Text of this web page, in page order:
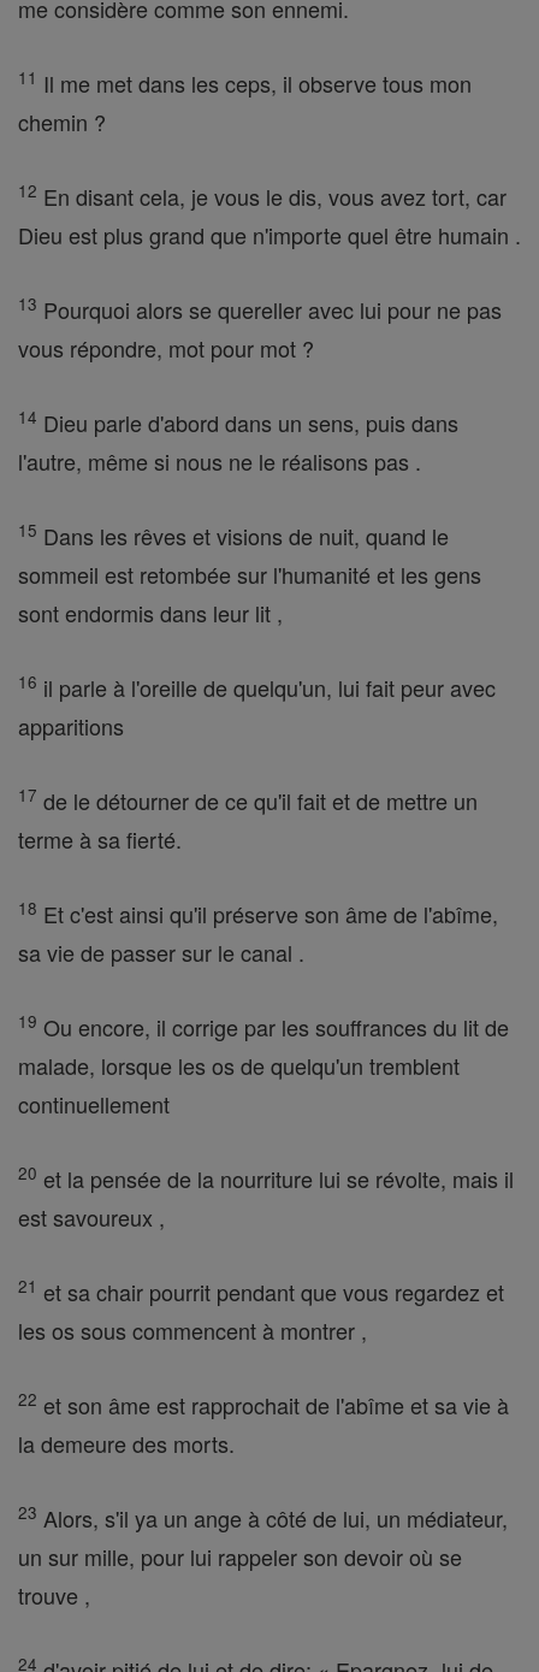
me considère comme son ennemi.
11 Il me met dans les ceps, il observe tous mon
chemin ?
12 En disant cela, je vous le dis, vous avez tort, car
Dieu est plus grand que n'importe quel être humain .
13 Pourquoi alors se quereller avec lui pour ne pas
vous répondre, mot pour mot ?
14 Dieu parle d'abord dans un sens, puis dans
l'autre, même si nous ne le réalisons pas .
15 Dans les rêves et visions de nuit, quand le
sommeil est retombée sur l'humanité et les gens
sont endormis dans leur lit ,
16 il parle à l'oreille de quelqu'un, lui fait peur avec
apparitions
17 de le détourner de ce qu'il fait et de mettre un
terme à sa fierté.
18 Et c'est ainsi qu'il préserve son âme de l'abîme,
sa vie de passer sur le canal .
19 Ou encore, il corrige par les souffrances du lit de
malade, lorsque les os de quelqu'un tremblent
continuellement
20 et la pensée de la nourriture lui se révolte, mais il
est savoureux ,
21 et sa chair pourrit pendant que vous regardez et
les os sous commencent à montrer ,
22 et son âme est rapprochait de l'abîme et sa vie à
la demeure des morts.
23 Alors, s'il ya un ange à côté de lui, un médiateur,
un sur mille, pour lui rappeler son devoir où se
trouve ,
24